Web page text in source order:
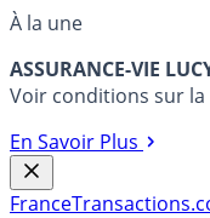
À la une
ASSURANCE-VIE
Voir conditions sur
En Savoir Plus
France